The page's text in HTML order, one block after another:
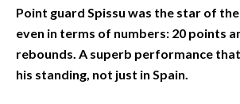
INFO AZIENDE
ABBONATI
ANNUNCI
NECROLOGI
Point guard Spissu was the star of the
even in terms of numbers: 20 points
rebounds. A superb performance
his standing, not just in Spain.